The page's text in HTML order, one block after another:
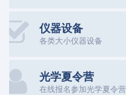
仪器设备
各类大小仪器设备
光学夏令营
在线报名参加光学夏令营